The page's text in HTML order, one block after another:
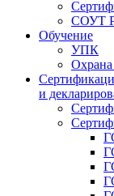
СОУТ
Обучение
УПК
Охрана
и